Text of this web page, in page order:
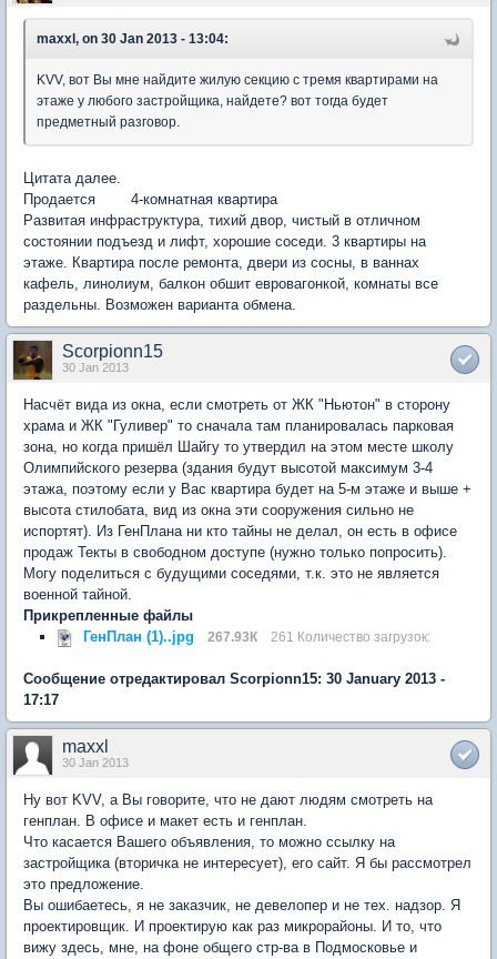
maxxl, on 30 Jan 2013 - 13:04:
KVV, вот Вы мне найдите жилую секцию с тремя квартирами на
этаже у любого застройщика, найдете? вот тогда будет
предметный разговор.
Цитата далее.
Продается 4-комнатная квартира
Развитая инфраструктура, тихий двор, чистый в отличном
состоянии подъезд и лифт, хорошие соседи. 3 квартиры на
этаже. Квартира после ремонта, двери из сосны, в ваннах
кафель, линолиум, балкон обшит евровагонкой, комнаты все
раздельны. Возможен варианта обмена.
Scorpionn15
30 Jan 2013
Насчёт вида из окна, если смотреть от ЖК "Ньютон" в сторону
храма и ЖК "Гуливер" то сначала там планировалась парковая
зона, но когда пришёл Шайгу то утвердил на этом месте школу
Олимпийского резерва (здания будут высотой максимум 3-4
этажа, поэтому если у Вас квартира будет на 5-м этаже и выше +
высота стилобата, вид из окна эти сооружения сильно не
испортят). Из ГенПлана ни кто тайны не делал, он есть в офисе
продаж Текты в свободном доступе (нужно только попросить).
Могу поделиться с будущими соседями, т.к. это не является
военной тайной.
Прикрепленные файлы
ГенПлан (1)..jpg
267.93К 261 Количество загрузок:
Сообщение отредактировал Scorpionn15: 30 January 2013 -
17:17
maxxl
30 Jan 2013
Ну вот KVV, а Вы говорите, что не дают людям смотреть на
генплан. В офисе и макет есть и генплан.
Что касается Вашего объявления, то можно ссылку на
застройщика (вторичка не интересует), его сайт. Я бы рассмотрел
это предложение.
Вы ошибаетесь, я не заказчик, не девелопер и не тех. надзор. Я
проектировщик. И проектирую как раз микрорайоны. И то, что
вижу здесь, мне, на фоне общего стр-ва в Подмосковье и